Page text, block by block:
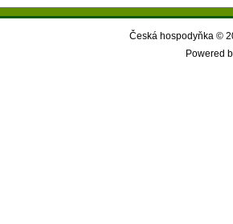
Česká hospodyňka ©
Powered